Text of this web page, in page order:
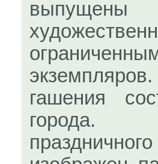
выпущены
гашения
города.